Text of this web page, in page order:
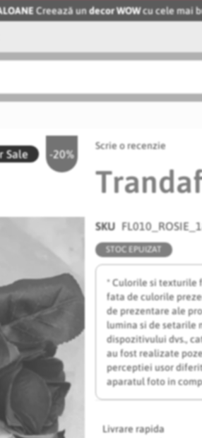
Creează undecor WOWcu cele mai
-20%
Sale
Scrie o recenzie
SKU
STOC EPUIZAT
* Culorile si texturile
fata de culorile
de prezentare ale
lumina si de setarile
dispozitivului dvs.,
au fost realizate
perceptiei usor
aparatul foto in
Livrare rapida